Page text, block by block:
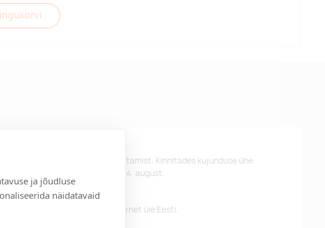
ja jõudluse
näidatavaid
tööpäeva pärast kujunduse kinnitamist. Kinnitades kujunduse ühe
saate tooted kätte hiljemalt 24. august.
puhul pakume tasuta tarnet üle Eesti.